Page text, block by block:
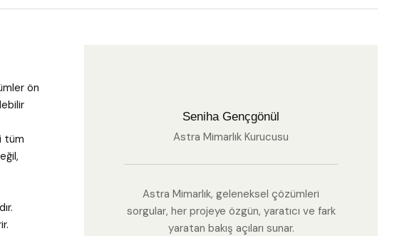
ön
tüm
Seniha Gençgönül
Astra Mimarlık Kurucusu
Astra Mimarlık, geleneksel çözümleri
sorgular, her projeye özgün, yaratıcı ve fark
yaratan bakış açıları sunar.